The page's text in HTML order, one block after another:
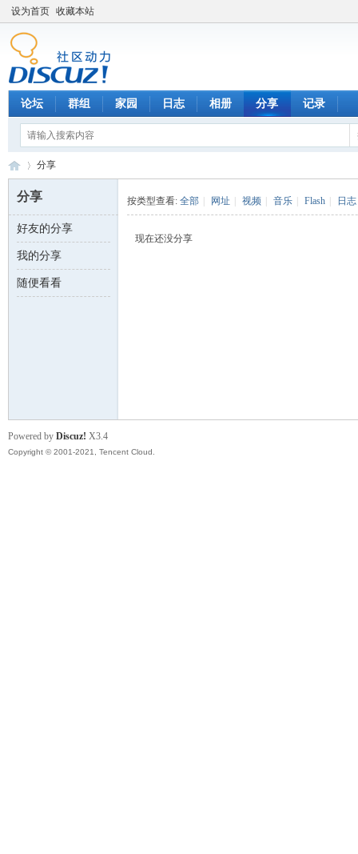
设为首页 收藏本站
论坛 群组 家园 日志 相册 分享 记录
数 ›
分享
分享
好友的分享
我的分享
随便看看
按类型查看: 全部 网址 视频 音乐 Flash 日志
现在还没分享
Powered by Discuz! X3.4
Copyright © 2001-2021, Tencent Cloud.